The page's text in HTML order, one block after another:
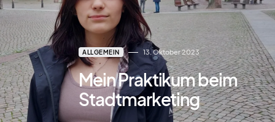
ALLGEMEIN 13. Oktober 2023
Mein Praktikum beim
Stadtmarketing